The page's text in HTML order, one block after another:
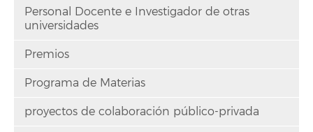
Personal Docente e Investigador de otras
universidades
Premios
Programa de Materias
proyectos de colaboración público-privada